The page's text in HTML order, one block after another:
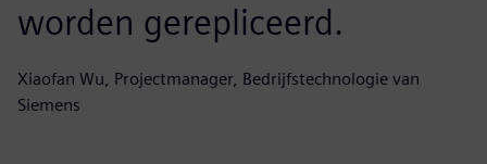
worden gerepliceerd.
Xiaofan Wu, Projectmanager, Bedrijfstechnologie van
Siemens